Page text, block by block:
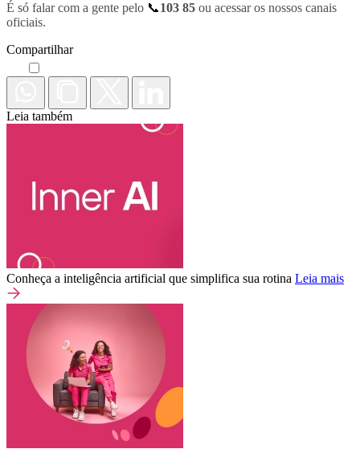
É só falar com a gente pelo 📞103 85 ou acessar os nossos canais
oficiais.
Compartilhar
Leia também
Conheça a inteligência artificial que simplifica sua rotina Leia mais